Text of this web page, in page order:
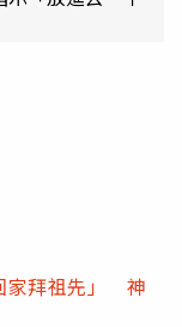
家拜祖先」 神